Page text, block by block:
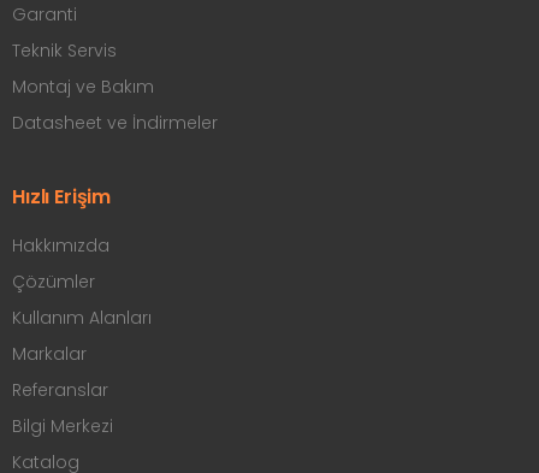
Garanti
Teknik Servis
Montaj ve Bakım
Datasheet ve İndirmeler
Hızlı Erişim
Hakkımızda
Çözümler
Kullanım Alanları
Markalar
Referanslar
Bilgi Merkezi
Katalog